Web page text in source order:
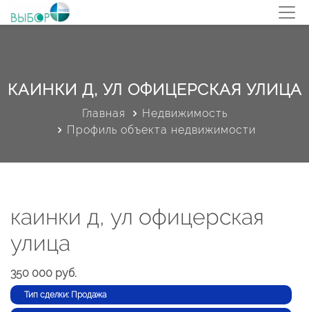
КАИНКИ Д, УЛ ОФИЦЕРСКАЯ УЛИЦА
Главная
Недвижимость
Профиль объекта недвижимости
каинки д, ул офицерская
улица
350 000 руб.
Тип сделки: Продажа